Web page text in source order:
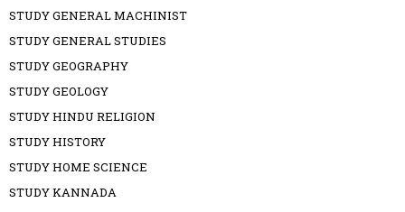
STUDY GENERAL MACHINIST
STUDY GENERAL STUDIES
STUDY GEOGRAPHY
STUDY GEOLOGY
STUDY HINDU RELIGION
STUDY HISTORY
STUDY HOME SCIENCE
STUDY KANNADA